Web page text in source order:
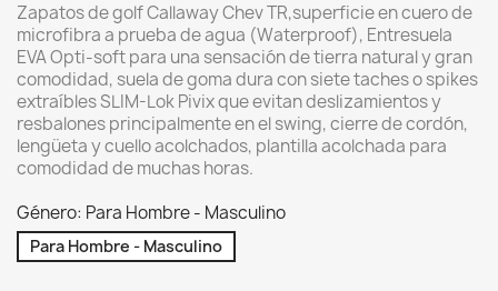
Zapatos de golf Callaway Chev TR,superficie en cuero de
microfibra a prueba de agua (Waterproof), Entresuela
EVA Opti-soft para una sensación de tierra natural y gran
comodidad, suela de goma dura con siete taches o spikes
extraíbles SLIM-Lok Pivix que evitan deslizamientos y
resbalones principalmente en el swing, cierre de cordón,
lengüeta y cuello acolchados, plantilla acolchada para
comodidad de muchas horas.
Género: Para Hombre - Masculino
Para Hombre - Masculino